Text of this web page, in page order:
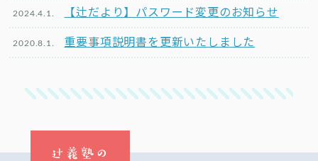
2024.4.1. 【辻だより】パスワード変更のお知らせ
2020.8.1. 重要事項説明書を更新いたしました
辻義塾の